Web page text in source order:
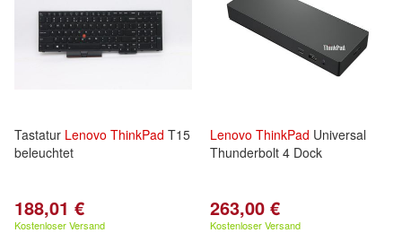
Tastatur Lenovo ThinkPad T15
beleuchtet
188,01 €
Kostenloser Versand
Lenovo ThinkPad Universal
Thunderbolt 4 Dock
263,00 €
Kostenloser Versand